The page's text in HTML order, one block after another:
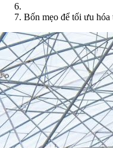
Bốn mẹo để tối ưu